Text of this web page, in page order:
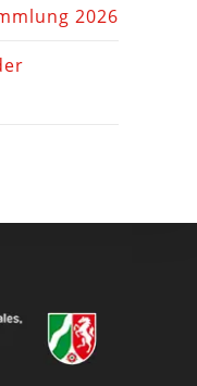
2026